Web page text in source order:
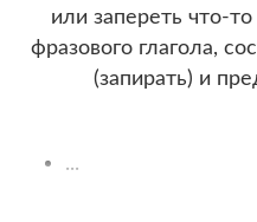
или запереть что-
фразового глагола,
(запирать) и
...